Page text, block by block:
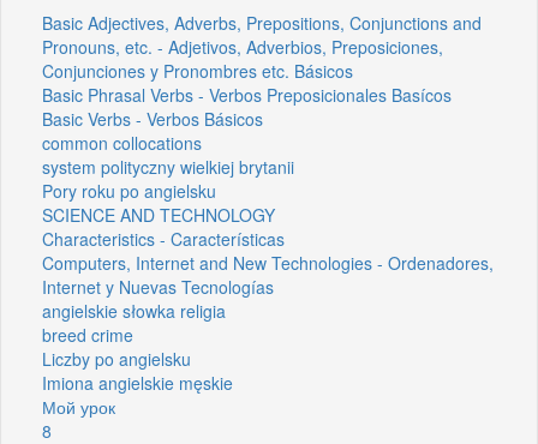
Basic Adjectives, Adverbs, Prepositions, Conjunctions and
Pronouns, etc. - Adjetivos, Adverbios, Preposiciones,
Conjunciones y Pronombres etc. Básicos
Basic Phrasal Verbs - Verbos Preposicionales Basícos
Basic Verbs - Verbos Básicos
common collocations
system polityczny wielkiej brytanii
Pory roku po angielsku
SCIENCE AND TECHNOLOGY
Characteristics - Características
Computers, Internet and New Technologies - Ordenadores,
Internet y Nuevas Tecnologías
angielskie słowka religia
breed crime
Liczby po angielsku
Imiona angielskie męskie
Мой урок
8